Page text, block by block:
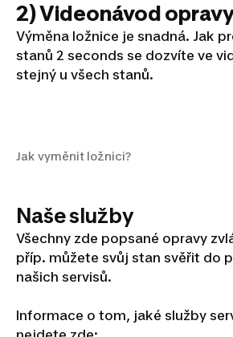
2) Videonávod
Výměna ložnice je snadná. Jak
stanů 2 seconds se dozvíte ve
stejný u všech stanů.
Jak vyměnit ložnici?
Naše služby
Všechny zde popsané opravy
příp. můžete svůj stan svěřit do
našich servisů.
Informace o tom, jaké služby